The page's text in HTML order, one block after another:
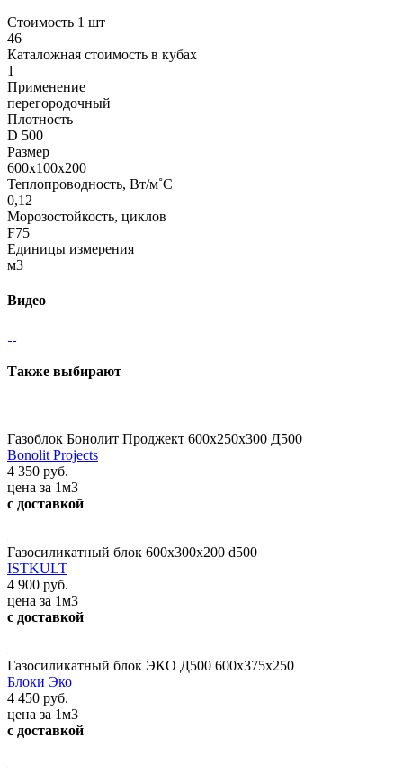
Стоимость 1 шт
46
Каталожная стоимость в кубах
1
Применение
перегородочный
Плотность
D 500
Размер
600х100х200
Теплопроводность, Вт/м˚С
0,12
Морозостойкость, циклов
F75
Единицы измерения
м3
Видео
Также выбирают
Газоблок Бонолит Проджект 600х250х300 Д500
Bonolit Projects
4 350 руб.
цена за 1м3
с доставкой
Газосиликатный блок 600х300х200 d500
ISTKULT
4 900 руб.
цена за 1м3
с доставкой
Газосиликатный блок ЭКО Д500 600х375х250
Блоки Эко
4 450 руб.
цена за 1м3
с доставкой